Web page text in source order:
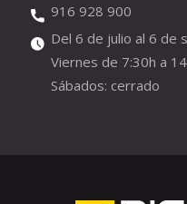
916 928 900
Del 6 de julio al 6 de
Viernes de 7:30h a
Sábados: cerrado